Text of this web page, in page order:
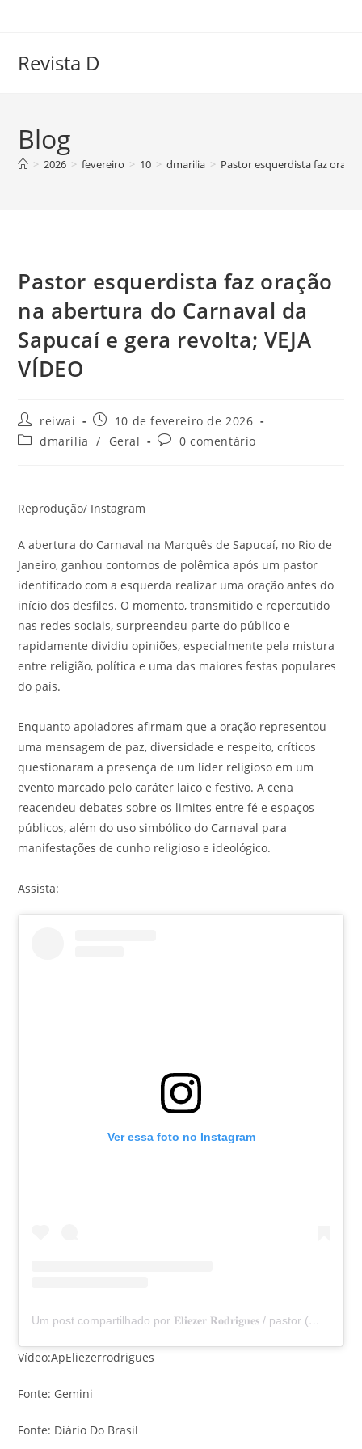
conteúdo
Revista D
Blog
> 2026 > fevereiro > 10 > dmarilia > Pastor esquerdista faz
Pastor esquerdista faz oração
na abertura do Carnaval da
Sapucaí e gera revolta; VEJA
VÍDEO
Autor
do
post:
reiwai
Post
publicado:
10 de fevereiro de 2026
Categoria
dmarilia / Geral
Comentários
0 comentário
Reprodução/ Instagram
A abertura do Carnaval na Marquês de Sapucaí, no Rio de
Janeiro, ganhou contornos de polêmica após um pastor
identificado com a esquerda realizar uma oração antes do
início dos desfiles. O momento, transmitido e repercutido
nas redes sociais, surpreendeu parte do público e
rapidamente dividiu opiniões, especialmente pela mistura
entre religião, política e uma das maiores festas populares
do país.
Enquanto apoiadores afirmam que a oração representou
uma mensagem de paz, diversidade e respeito, críticos
questionaram a presença de um líder religioso em um
evento marcado pelo caráter laico e festivo. A cena
reacendeu debates sobre os limites entre fé e espaços
públicos, além do uso simbólico do Carnaval para
manifestações de cunho religioso e ideológico.
Assista:
Ver essa foto no Instagram
Um post compartilhado por 𝐄𝐥𝐢𝐞𝐳𝐞𝐫 𝐑𝐨𝐝𝐫𝐢𝐠𝐮𝐞𝐬 / pastor (@apeliezerrodrigues)
Vídeo:ApEliezerrodrigues
Fonte: Gemini
Fonte: Diário Do Brasil